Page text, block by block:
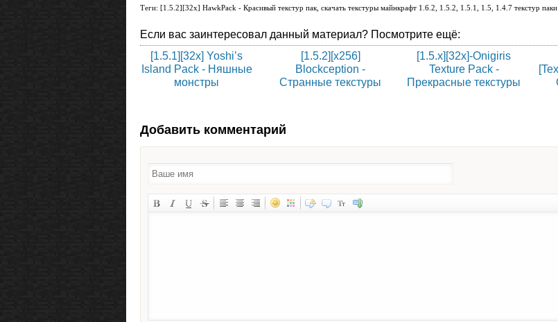
Теги: [1.5.2][32x] HawkPack - Красивый текстур пак, скачать текстуры майнкрафт 1.6.2, 1.5.2, 1.5.1, 1.5, 1.4.7 текстур
Если вас заинтересовал данный материал? Посмотрите ещё:
[1.5.1][32x] Yoshi’s
Island Pack - Няшные
монстры
[1.5.2][x256]
Blockception -
Странные текстуры
[1.5.x][32x]-Onigiris
Texture Pack -
Прекрасные текстуры
Добавить комментарий